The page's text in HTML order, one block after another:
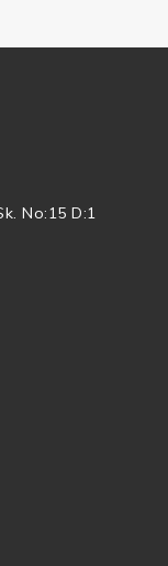
No:15 D:1